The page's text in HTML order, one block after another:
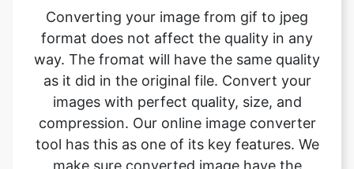
as it did in the original file. Convert your
images with perfect quality, size, and
compression. Our online image converter
tool has this as one of its key features. We
make sure converted image have the
highest quality. Anyone with a phone,
tablet, laptop, or pc can access this tool
and use it for free.